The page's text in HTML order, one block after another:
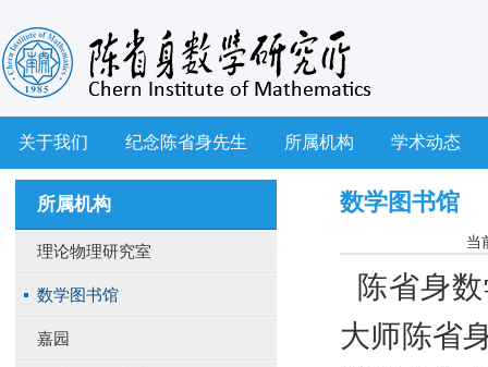
关于我们 纪念陈省身先生 所属机构 学术动态
所属机构
理论物理研究室
数学图书馆
嘉园
数学图书馆
当
陈省身
大师陈省